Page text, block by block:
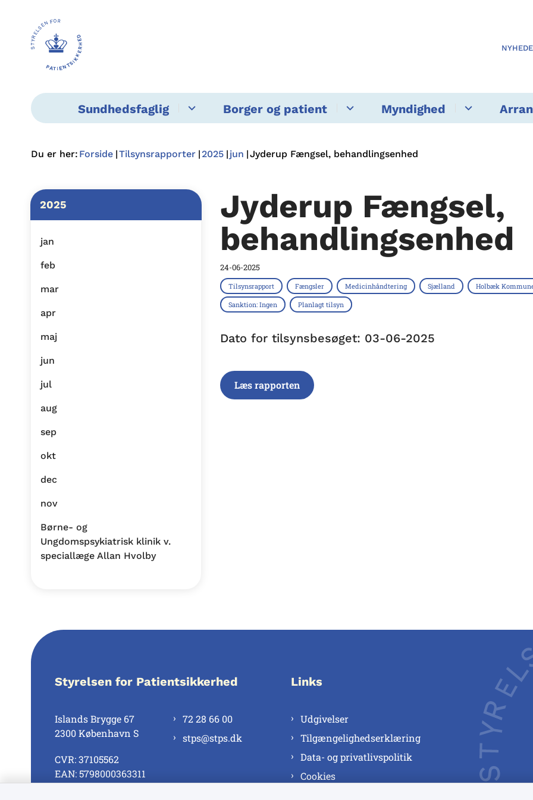
Sundhedsfaglig Borger og patient Myndighed
Du er her: Forside Tilsynsrapporter 2025 jun Jyderup Fængsel, behandlingsenhed
2025
jan
feb
mar
apr
maj
jun
jul
aug
sep
okt
dec
nov
Børne- og
Ungdomspsykiatrisk klinik v.
speciallæge Allan Hvolby
Jyderup Fængsel,
behandlingsenhed
24-06-2025
Tilsynsrapport Fængsler Medicinhåndtering Sjælland Holbæk
Sanktion: Ingen Planlagt tilsyn
Dato for tilsynsbesøget: 03-06-2025
Læs rapporten
Styrelsen for Patientsikkerhed
Islands Brygge 67
2300 København S
CVR: 37105562
EAN: 5798000363311
72 28 66 00
stps@stps.dk
Links
Udgivelser
Tilgængelighedserklæring
Data- og privatlivspolitik
Cookies